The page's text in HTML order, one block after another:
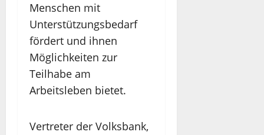
Menschen mit
Unterstützungsbedarf
fördert und ihnen
Möglichkeiten zur
Teilhabe am
Arbeitsleben bietet.
Vertreter der Volksbank,